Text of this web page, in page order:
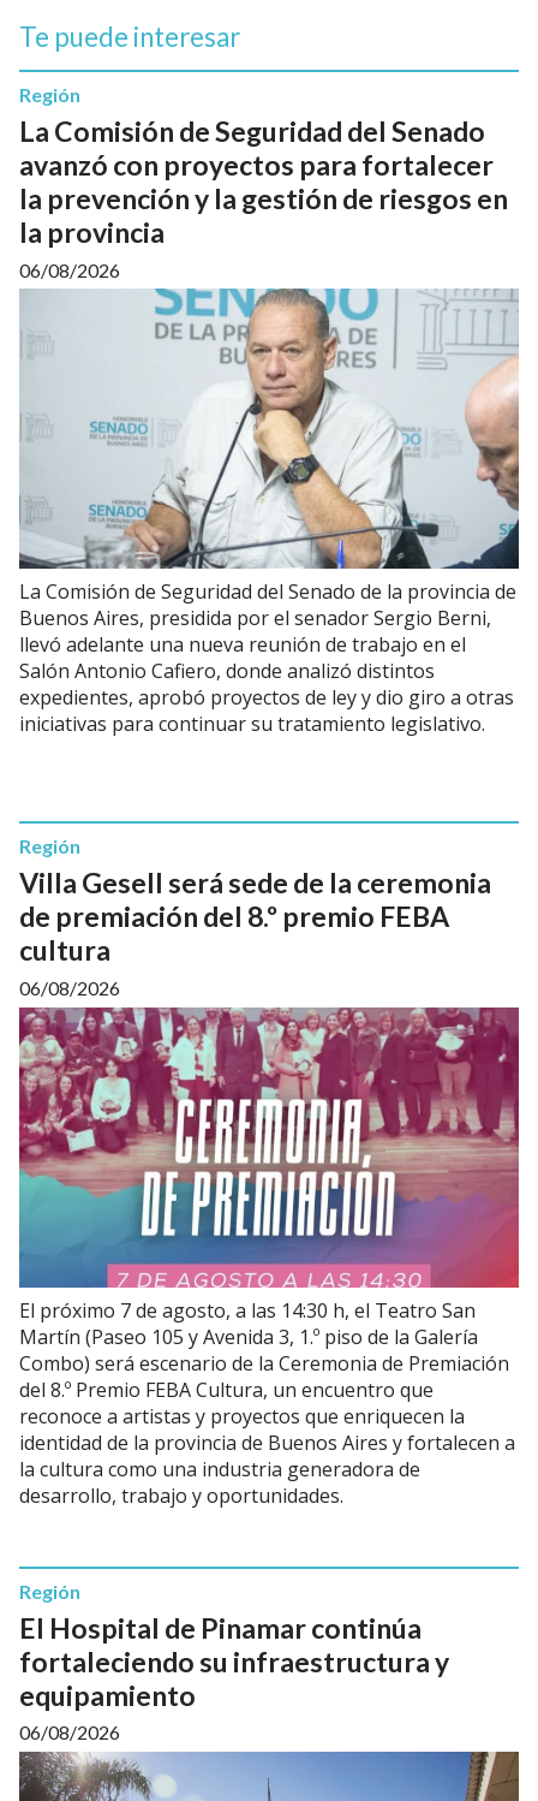
Te puede interesar
La Comisión de Seguridad del Senado
avanzó con proyectos para fortalecer
la prevención y la gestión de riesgos en
la provincia
Región
06/08/2026
La Comisión de Seguridad del Senado de la provincia de
Buenos Aires, presidida por el senador Sergio Berni,
llevó adelante una nueva reunión de trabajo en el
Salón Antonio Cafiero, donde analizó distintos
expedientes, aprobó proyectos de ley y dio giro a otras
iniciativas para continuar su tratamiento legislativo.
Villa Gesell será sede de la ceremonia
de premiación del 8.º premio FEBA
cultura
Región
06/08/2026
El próximo 7 de agosto, a las 14:30 h, el Teatro San
Martín (Paseo 105 y Avenida 3, 1.º piso de la Galería
Combo) será escenario de la Ceremonia de Premiación
del 8.º Premio FEBA Cultura, un encuentro que
reconoce a artistas y proyectos que enriquecen la
identidad de la provincia de Buenos Aires y fortalecen a
la cultura como una industria generadora de
desarrollo, trabajo y oportunidades.
El Hospital de Pinamar continúa
fortaleciendo su infraestructura y
equipamiento
Región
06/08/2026